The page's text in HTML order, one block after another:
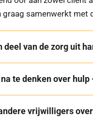
graag samenwerkt met
van de zorg uit
te denken over hulp
vrijwilligers